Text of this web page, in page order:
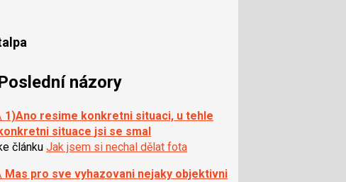
názory
1)Ano resime konkretni situaci, u tehle
konkretni situace jsi se smal
článku Jak jsem si nechal dělat fota
Mas pro sve vyhazovani nejaky objektivni